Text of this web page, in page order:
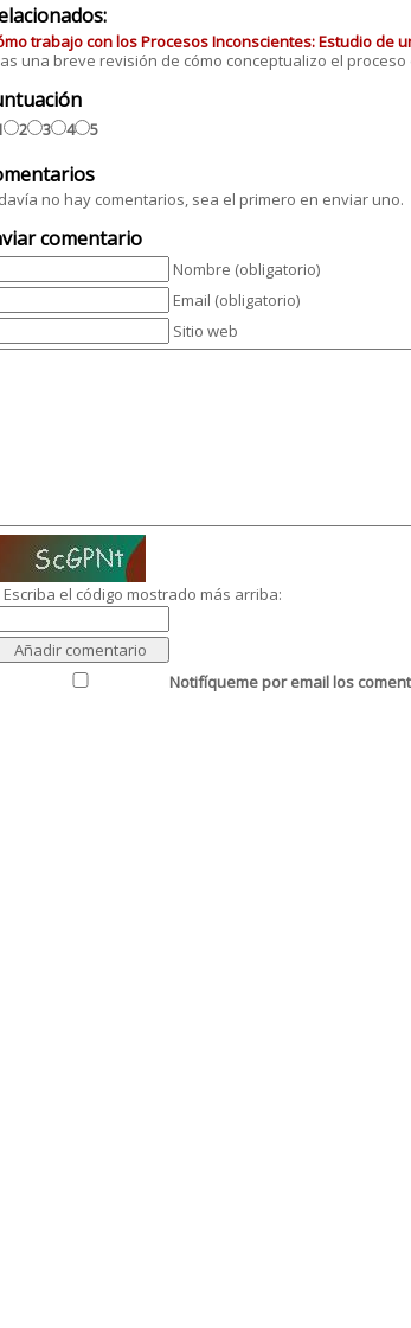
trabajo con los Procesos Inconscientes: Estudio de
una breve revisión de cómo conceptualizo el proceso
2 3 4 5
no hay comentarios, sea el primero en enviar uno.
comentario
Nombre (obligatorio)
Email (obligatorio)
Sitio web
Escriba el código mostrado más arriba:
Notifíqueme por email los